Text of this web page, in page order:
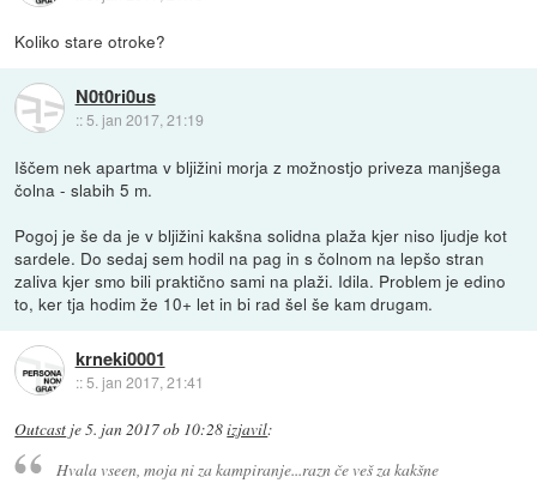
Koliko stare otroke?
N0t0ri0us
:: 5. jan 2017, 21:19
Iščem nek apartma v bljižini morja z možnostjo priveza manjšega
čolna - slabih 5 m.
Pogoj je še da je v bljižini kakšna solidna plaža kjer niso ljudje kot
sardele. Do sedaj sem hodil na pag in s čolnom na lepšo stran
zaliva kjer smo bili praktično sami na plaži. Idila. Problem je edino
to, ker tja hodim že 10+ let in bi rad šel še kam drugam.
krneki0001
::5. jan 2017, 21:41
Outcast je5. jan 2017 ob 10:28izjavil:
Hvala vseen, moja ni za kampiranje...razn če veš za kakšne